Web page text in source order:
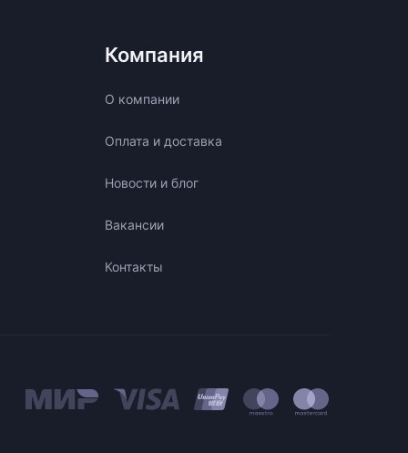
Компания
О компании
Оплата и доставка
Новости и блог
Вакансии
Контакты